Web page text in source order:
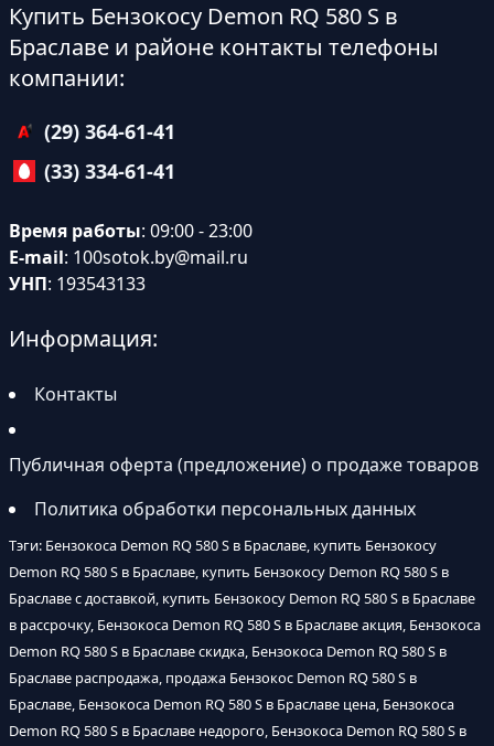
Купить Бензокосу Demon RQ 580 S в
Браславе и районе контакты телефоны
компании:
(29) 364-61-41
(33) 334-61-41
Время работы: 09:00 - 23:00
E-mail: 100sotok.by@mail.ru
УНП: 193543133
Информация:
Контакты
Публичная оферта (предложение) о продаже товаров
Политика обработки персональных данных
Тэги: Бензокоса Demon RQ 580 S в Браславе, купить Бензокосу
Demon RQ 580 S в Браславе, купить Бензокосу Demon RQ 580 S в
Браславе с доставкой, купить Бензокосу Demon RQ 580 S в Браславе
в рассрочку, Бензокоса Demon RQ 580 S в Браславе акция, Бензокоса
Demon RQ 580 S в Браславе скидка, Бензокоса Demon RQ 580 S в
Браславе распродажа, продажа Бензокос Demon RQ 580 S в
Браславе, Бензокоса Demon RQ 580 S в Браславе цена, Бензокоса
Demon RQ 580 S в Браславе недорого, Бензокоса Demon RQ 580 S в